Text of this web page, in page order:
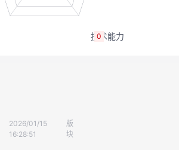
0
多米诺的古牌
2026/01/15
16:28:51
版
块